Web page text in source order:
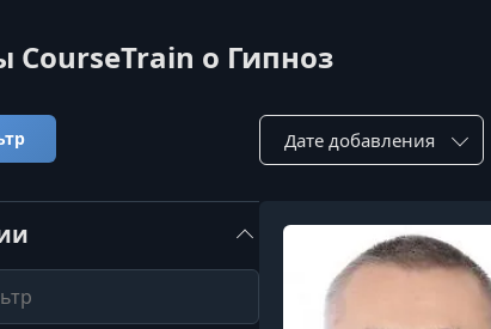
CourseTrain о Гипноз
Сортировка по: